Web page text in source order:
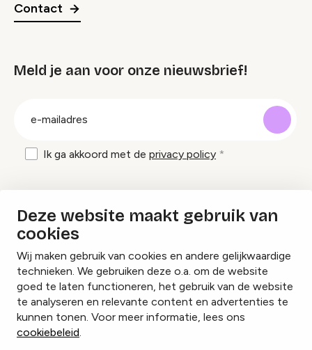
Deze website maakt gebruik van
cookies
Wij maken gebruik van cookies en andere gelijkwaardige
technieken. We gebruiken deze o.a. om de website
goed te laten functioneren, het gebruik van de website
te analyseren en relevante content en advertenties te
kunnen tonen. Voor meer informatie, lees ons
cookiebeleid.
Contact
Meld je aan voor onze nieuwsbrief!
Ik ga akkoord met de privacy policy
Inspiratie en tips om evenementen te
organiseren?
Lees onze inspiratieblogs